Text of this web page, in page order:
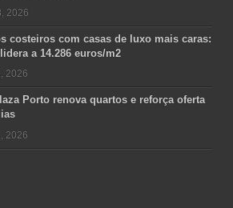
2026
costeiros com casas de luxo mais caras:
a 14.286 euros/m2
2026
Porto renova quartos e reforça oferta
2026